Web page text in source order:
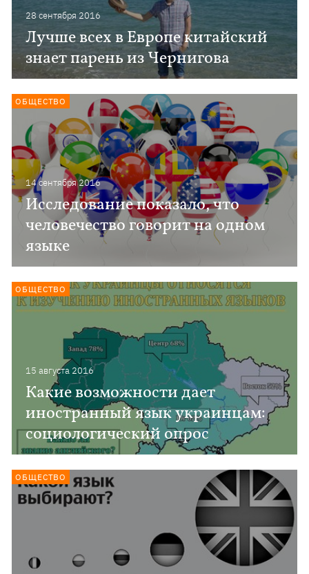
28 сентября 2016
Лучше всех в Европе китайский
знает парень из Чернигова
14 сентября 2016
Исследование показало, что
человечество говорит на одном
языке
ОБЩЕСТВО
15 августа 2016
Какие возможности дает
иностранный язык украинцам:
социологический опрос
ОБЩЕСТВО
ОБЩЕСТВО